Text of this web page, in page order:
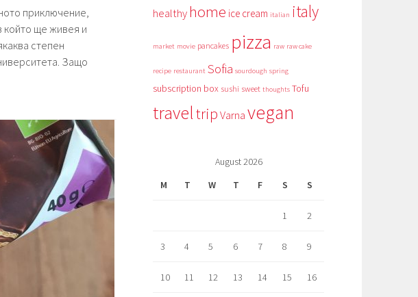
приключение,
който ще живея и
степен
Защо
healthyhome ice cream italian italy
market movie pancakes pizza raw raw cake
recipe restaurant Sofia sourdough spring
subscription box sushi sweet thoughts Tofu
traveltripVarnavegan
August 2026
M
T W T F S S
1 2
3 4 5 6 7 8 9
10 11 12 13 14 15 16